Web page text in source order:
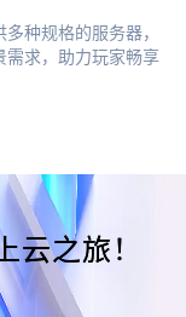
种规格的服务器，
需求，助力玩家畅享
之旅！